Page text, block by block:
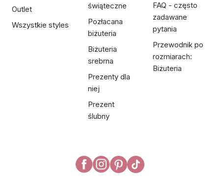
Outlet
Wszystkie styles
świąteczne
Pozłacana
biżuteria
Biżuteria
srebrna
Prezenty dla
niej
Prezent
ślubny
FAQ - często
zadawane
pytania
Przewodnik po
rozmiarach:
Biżuteria